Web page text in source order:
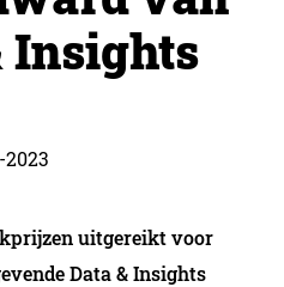
Insights
2023
uitgereikt voor
Data & Insights